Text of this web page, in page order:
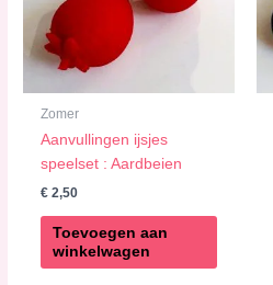
Zomer
Aanvullingen ijsjes
speelset : Aardbeien
€ 2,50
Toevoegen aan
winkelwagen